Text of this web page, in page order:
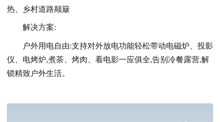
热、乡村道路颠簸
解决方案:
户外用电自由:支持对外放电功能轻松带动电磁炉、投影
仪、电烤炉,煮茶、烤肉、看电影一应俱全,告别冷餐露营,解
锁精致户外生活。